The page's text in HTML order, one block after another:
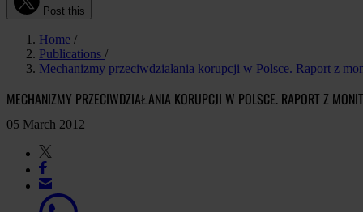
Post this
Home
Publications
Mechanizmy przeciwdziałania korupcji w Polsce. Raport z
MECHANIZMY PRZECIWDZIAŁANIA KORUPCJI W POLSCE. RAPORT Z
05 March 2012